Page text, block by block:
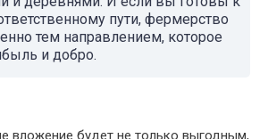
пути, фермерство
тем направлением, которое
и добро.
вложение будет не только выгодным,